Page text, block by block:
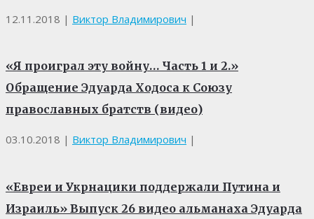
12.11.2018 | Виктор Владимирович |
«Я проиграл эту войну… Часть 1 и 2.»
Обращение Эдуарда Ходоса к Союзу
православных братств (видео)
03.10.2018 | Виктор Владимирович |
«Евреи и Укрнацики поддержали Путина и
Израиль» Выпуск 26 видео альманаха Эдуарда